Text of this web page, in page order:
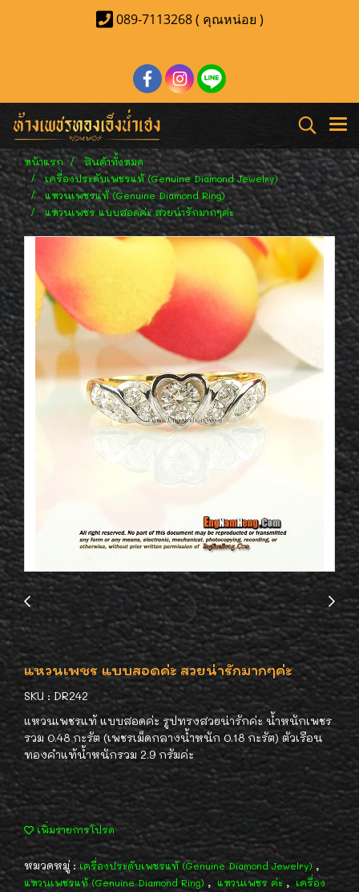
089-7113268 ( คุณหน่อย )
หน้าแรก
สินค้าทั้งหมด
เครื่องประดับเพชรแท้ (Genuine Diamond Jewelry)
แหวนเพชรแท้ (Genuine Diamond Ring)
แหวนเพชร แบบสอดค่ะ สวยน่ารักมากๆค่ะ
แหวนเพชร แบบสอดค่ะ สวยน่ารักมากๆค่ะ
SKU : DR242
แหวนเพชรแท้ แบบสอดค่ะ รูปทรงสวยน่ารักค่ะ น้ำหนักเพชร
รวม 0.48 กะรัต (เพชรเม็ดกลางน้ำหนัก 0.18 กะรัต) ตัวเรือน
ทองคำแท้น้ำหนักรวม 2.9 กรัมค่ะ
เพิ่มรายการโปรด
หมวดหมู่ : เครื่องประดับเพชรแท้ (Genuine Diamond Jewelry) ,
แหวนเพชรแท้ (Genuine Diamond Ring) , แหวนเพชร ค่ะ , เครื่อง